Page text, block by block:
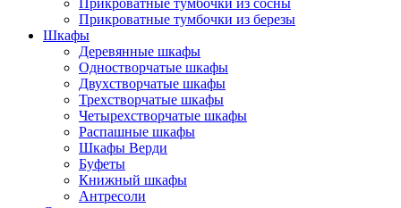
Прикроватные тумбочки из сосны
Прикроватные тумбочки из березы
Шкафы
Деревянные шкафы
Одностворчатые шкафы
Двухстворчатые шкафы
Трехстворчатые шкафы
Четырехстворчатые шкафы
Распашные шкафы
Шкафы Верди
Буфеты
Книжный шкафы
Антресоли